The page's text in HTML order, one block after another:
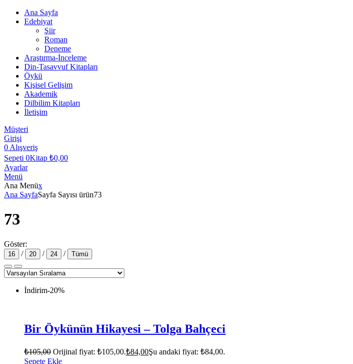
Ana Sayfa
Edebiyat
Şiir
Roman
Deneme
Araştırma-İnceleme
Din-Tasavvuf Kitapları
Öykü
Kişisel Gelişim
Akademik
Dilbilim Kitapları
İletişim
Müşteri
Girişi
0 Alışveriş
Sepeti 0Kitap ₺0,00
Ayarlar
Menü
Ana Menüx
Ana SayfaSayfa Sayısı ürün73
73
Göster:
16 / 20 / 24 / Tümü
İndirim-20%
Bir Öykünün Hikayesi – Tolga Bahçeci
₺105,00 Orijinal fiyat: ₺105,00.₺84,00Şu andaki fiyat: ₺84,00.
Sepete Ekle